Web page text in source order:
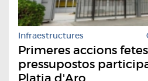
Infraestructures
Primeres accions
pressupostos
Platja d'Aro